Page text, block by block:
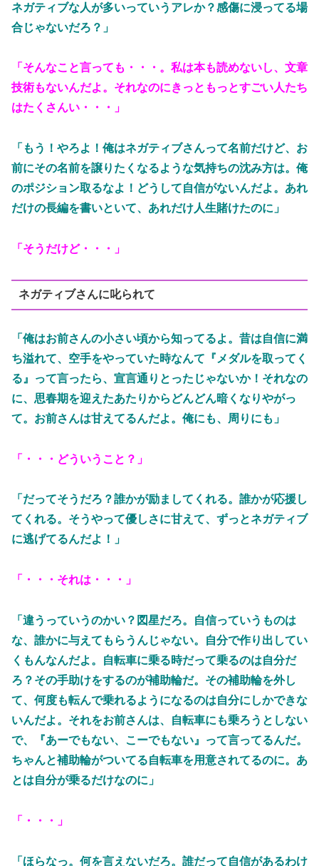
ネガティブな人が多いっていうアレか？感傷に浸ってる場
合じゃないだろ？」
「そんなこと言っても・・・。私は本も読めないし、文章
技術もないんだよ。それなのにきっともっとすごい人たち
はたくさんい・・・」
「もう！やろよ！俺はネガティブさんって名前だけど、お
前にその名前を譲りたくなるような気持ちの沈み方は。俺
のポジション取るなよ！どうして自信がないんだよ。あれ
だけの長編を書いといて、あれだけ人生賭けたのに」
「そうだけど・・・」
ネガティブさんに叱られて
「俺はお前さんの小さい頃から知ってるよ。昔は自信に満
ち溢れて、空手をやっていた時なんて『メダルを取ってく
る』って言ったら、宣言通りとったじゃないか！それなの
に、思春期を迎えたあたりからどんどん暗くなりやがっ
て。お前さんは甘えてるんだよ。俺にも、周りにも」
「・・・どういうこと？」
「だってそうだろ？誰かが励ましてくれる。誰かが応援し
てくれる。そうやって優しさに甘えて、ずっとネガティブ
に逃げてるんだよ！」
「・・・それは・・・」
「違うっていうのかい？図星だろ。自信っていうものは
な、誰かに与えてもらうんじゃない。自分で作り出してい
くもんなんだよ。自転車に乗る時だって乗るのは自分だ
ろ？その手助けをするのが補助輪だ。その補助輪を外し
て、何度も転んで乗れるようになるのは自分にしかできな
いんだよ。それをお前さんは、自転車にも乗ろうとしない
で、『あーでもない、こーでもない』って言ってるんだ。
ちゃんと補助輪がついてる自転車を用意されてるのに。あ
とは自分が乗るだけなのに」
「・・・」
「ほらなっ。何を言えないだろ。誰だって自信があるわけ